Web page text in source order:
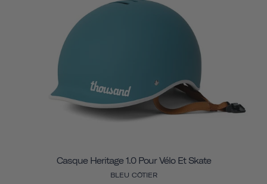
Casque Heritage 1.0 Pour Vélo Et Skate
BLEU CÔTIER